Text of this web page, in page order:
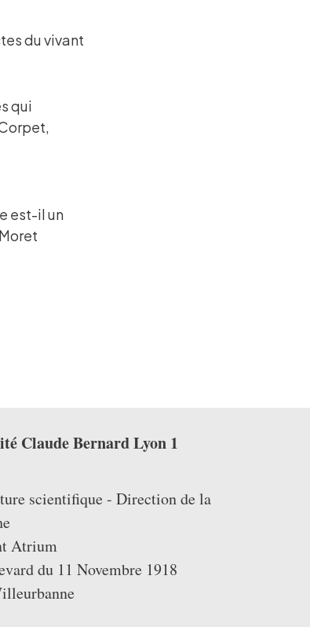
du vivant
qui
est-il un
Claude Bernard Lyon 1
scientifique - Direction de la
Atrium
du 11 Novembre 1918